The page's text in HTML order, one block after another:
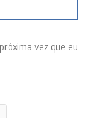
vez que eu